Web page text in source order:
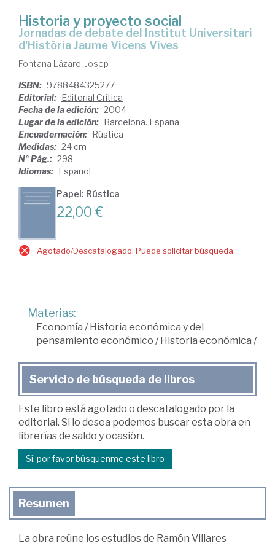
Historia y proyecto social
Jornadas de debate del Institut Universitari
d'Història Jaume Vicens Vives
Fontana Lázaro, Josep
ISBN: 9788484325277
Editorial: Editorial Crítica
Fecha de la edición: 2004
Lugar de la edición: Barcelona. España
Encuadernación: Rústica
Medidas: 24 cm
Nº Pág.: 298
Idiomas: Español
Papel: Rústica
22,00 €
Agotado/Descatalogado. Puede solicitar búsqueda.
Materias:
Economía /Historia económica y del
pensamiento económico /Historia económica /
Servicio de búsqueda de libros
Este libro está agotado o descatalogado por la
editorial. Si lo desea podemos buscar esta obra en
librerías de saldo y ocasión.
Sí, por favor búsquenme este libro
Resumen
La obra reúne los estudios de Ramón Villares